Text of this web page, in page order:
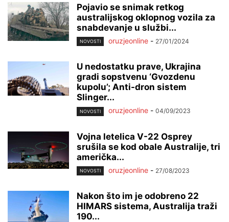
Pojavio se snimak retkog
australijskog oklopnog vozila za
snabdevanje u službi...
NOVOSTI oruzjeonline - 27/01/2024
U nedostatku prave, Ukrajina
gradi sopstvenu ‘Gvozdenu
kupolu’; Anti-dron sistem
Slinger...
NOVOSTI oruzjeonline - 04/09/2023
Vojna letelica V-22 Osprey
srušila se kod obale Australije, tri
američka...
NOVOSTI oruzjeonline - 27/08/2023
Nakon što im je odobreno 22
HIMARS sistema, Australija traži
190...